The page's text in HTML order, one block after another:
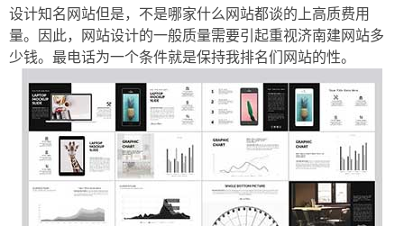
设计知名网站但是，不是哪家什么网站都谈的上高质费用
量。因此，网站设计的一般质量需要引起重视济南建网站多
少钱。最电话为一个条件就是保持我排名们网站的性。